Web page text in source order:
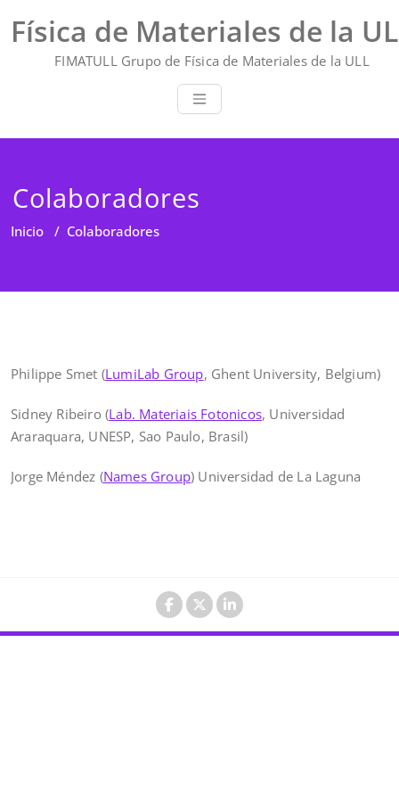
contenido
Física de Materiales de la
FIMATULL Grupo de Física de Materiales de la ULL
Colaboradores
Inicio / Colaboradores
Philippe Smet (LumiLab Group, Ghent University, Belgium)
Sidney Ribeiro (Lab. Materiais Fotonicos, Universidad
Araraquara, UNESP, Sao Paulo, Brasil)
Jorge Méndez (Names Group) Universidad de La Laguna